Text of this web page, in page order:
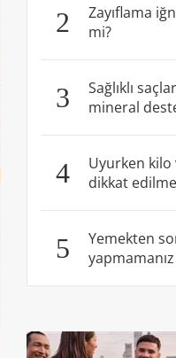
2
Zayıflama
mi?
3
Sağlıklı
mineral
4
Uyurken
dikkat
5
Yemekten